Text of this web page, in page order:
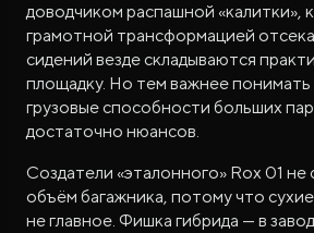
доводчиком распашной «калитки»,
грамотной трансформацией
сидений везде складываются
площадку. Но тем важнее понимать
грузовые способности больших
достаточно нюансов.
Создатели «эталонного» Rox 01 не
объём багажника, потому что
не главное. Фишка гибрида — в